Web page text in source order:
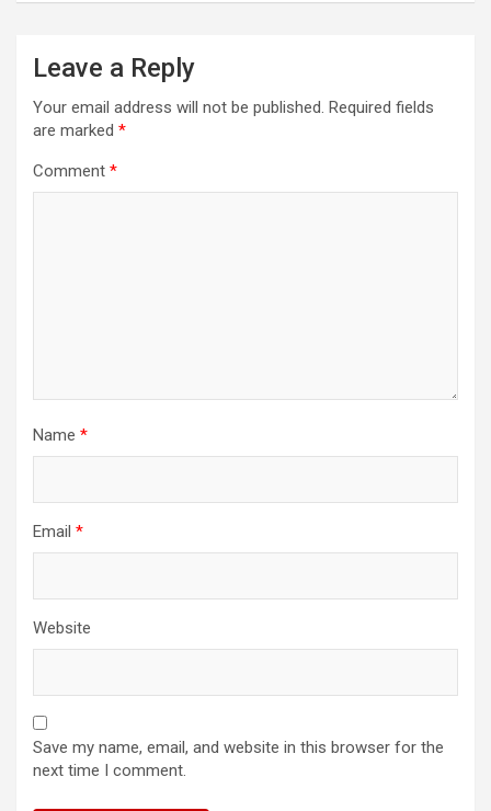
Leave a Reply
Your email address will not be published. Required fields
are marked *
Comment *
Name *
Email *
Website
Save my name, email, and website in this browser for the
next time I comment.